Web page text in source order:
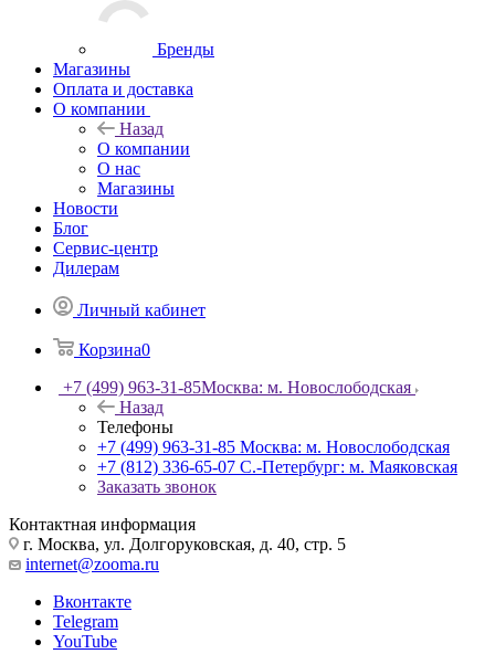
Бренды
Магазины
Оплата и доставка
О компании
Назад
О компании
О нас
Магазины
Новости
Блог
Сервис-центр
Дилерам
Личный кабинет
Корзина0
+7 (499) 963-31-85Москва: м. Новослободская
Назад
Телефоны
+7 (499) 963-31-85 Москва: м. Новослободская
+7 (812) 336-65-07 С.-Петербург: м. Маяковская
Заказать звонок
Контактная информация
г. Москва, ул. Долгоруковская, д. 40, стр. 5
internet@zooma.ru
Вконтакте
Telegram
YouTube